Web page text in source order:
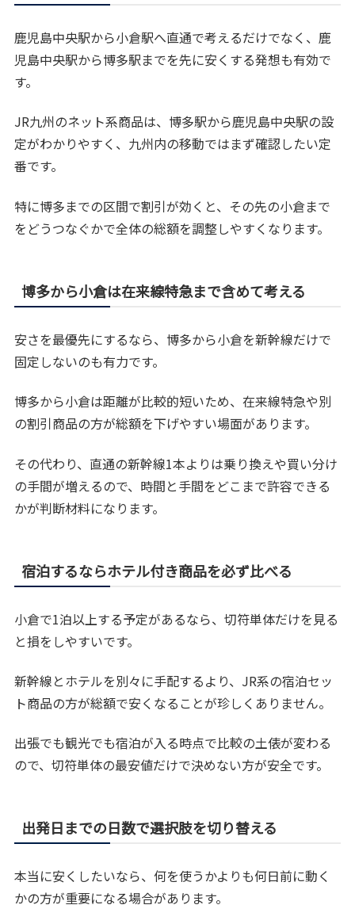
鹿児島中央駅から小倉駅へ直通で考えるだけでなく、鹿
児島中央駅から博多駅までを先に安くする発想も有効で
す。
JR九州のネット系商品は、博多駅から鹿児島中央駅の設
定がわかりやすく、九州内の移動ではまず確認したい定
番です。
特に博多までの区間で割引が効くと、その先の小倉まで
をどうつなぐかで全体の総額を調整しやすくなります。
博多から小倉は在来線特急まで含めて考える
安さを最優先にするなら、博多から小倉を新幹線だけで
固定しないのも有力です。
博多から小倉は距離が比較的短いため、在来線特急や別
の割引商品の方が総額を下げやすい場面があります。
その代わり、直通の新幹線1本よりは乗り換えや買い分け
の手間が増えるので、時間と手間をどこまで許容できる
かが判断材料になります。
宿泊するならホテル付き商品を必ず比べる
小倉で1泊以上する予定があるなら、切符単体だけを見る
と損をしやすいです。
新幹線とホテルを別々に手配するより、JR系の宿泊セッ
ト商品の方が総額で安くなることが珍しくありません。
出張でも観光でも宿泊が入る時点で比較の土俵が変わる
ので、切符単体の最安値だけで決めない方が安全です。
出発日までの日数で選択肢を切り替える
本当に安くしたいなら、何を使うかよりも何日前に動く
かの方が重要になる場合があります。